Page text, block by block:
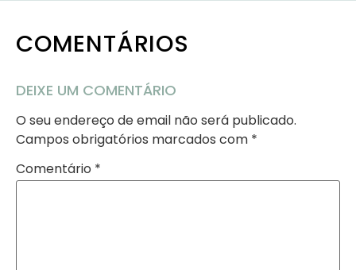
COMENTÁRIOS
DEIXE UM COMENTÁRIO
O seu endereço de email não será publicado.
Campos obrigatórios marcados com *
Comentário *